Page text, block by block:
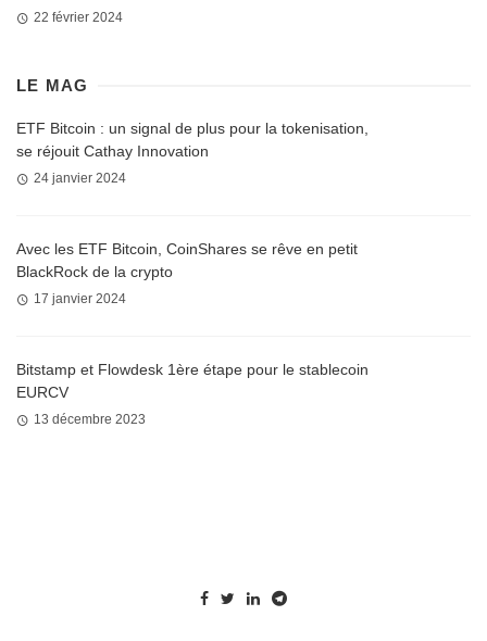
22 février 2024
LE MAG
ETF Bitcoin : un signal de plus pour la tokenisation,
se réjouit Cathay Innovation
24 janvier 2024
Avec les ETF Bitcoin, CoinShares se rêve en petit
BlackRock de la crypto
17 janvier 2024
Bitstamp et Flowdesk 1ère étape pour le stablecoin
EURCV
13 décembre 2023